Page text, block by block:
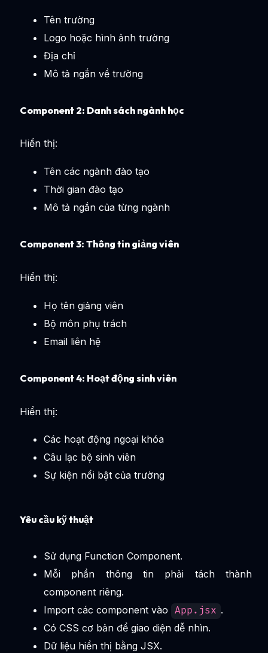
Tên trường
Logo hoặc hình ảnh trường
Địa chỉ
Mô tả ngắn về trường
Component 2: Danh sách ngành học
Hiển thị:
Tên các ngành đào tạo
Thời gian đào tạo
Mô tả ngắn của từng ngành
Component 3: Thông tin giảng viên
Hiển thị:
Họ tên giảng viên
Bộ môn phụ trách
Email liên hệ
Component 4: Hoạt động sinh viên
Hiển thị:
Các hoạt động ngoại khóa
Câu lạc bộ sinh viên
Sự kiện nổi bật của trường
Yêu cầu kỹ thuật
Sử dụng Function Component.
Mỗi phần thông tin phải tách thành
component riêng.
Import các component vào
App.jsx .
Có CSS cơ bản để giao diện dễ nhìn.
Dữ liệu hiển thị bằng JSX.